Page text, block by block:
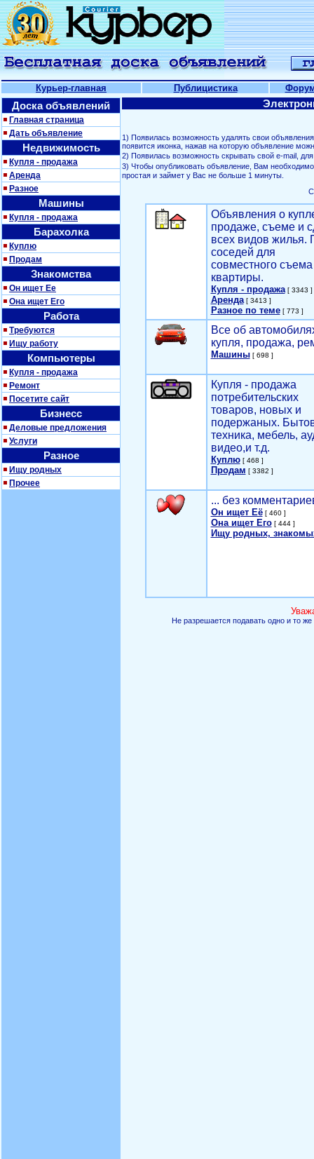
Курьер-главная Публицистика
Доска объявлений
Главная страница
Дать объявление
Недвижимость
Купля - продажа
Аренда
Разное
Машины
Купля - продажа
Барахолка
Куплю
Продам
Знакомства
Он ищет Ее
Она ищет Его
Работа
Требуются
Ищу работу
Компьютеры
Купля - продажа
Ремонт
Посетите сайт
Бизнесс
Деловые предложения
Услуги
Разное
Ищу родных
Прочее
1) Появилась возможность удалять свои
появится иконка, нажав на которую объявление
2) Появилась возможность скрывать свой е-mail,
3) Чтобы опубликовать объявление, Вам
простая и займет у Вас не больше 1 минуты.
Объявления о
продаже, съеме и
всех видов жилья.
соседей для
совместного съема
квартиры.
Купля - продажа[ 3343 ]
Аренда[ 3413 ]
Разное по теме[ 773 ]
Все об
купля, продажа,
Машины[ 698 ]
Купля - продажа
потребительских
товаров, новых и
подержаных.
техника, мебель,
видео,и т.д.
Куплю[ 468 ]
Продам [ 3382 ]
... без
Он ищет Её[ 460 ]
Она ищет Его[ 444 ]
Ищу родных,
Не разрешается подавать одно и то